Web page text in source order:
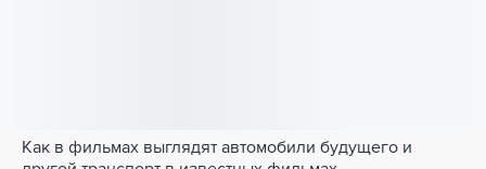
Как в фильмах выглядят автомобили будущего и